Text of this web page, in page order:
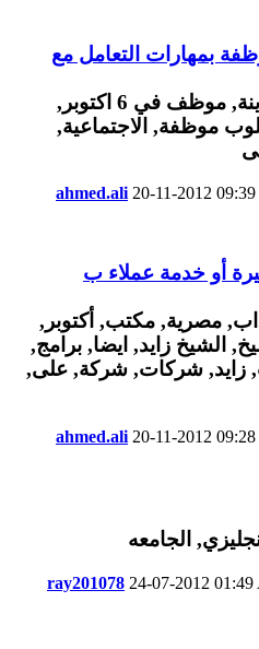
بمهارات التعامل مع
ahmed.ali 20-11-2012
أو خدمة عملاء ب
ahmed.ali 20-11-2012
ray201078 24-07-2012